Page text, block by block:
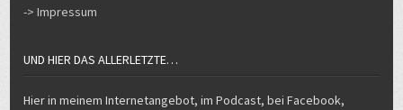
-> Impressum
UND HIER DAS ALLERLETZTE…
Hier in meinem Internetangebot, im Podcast, bei Facebook,